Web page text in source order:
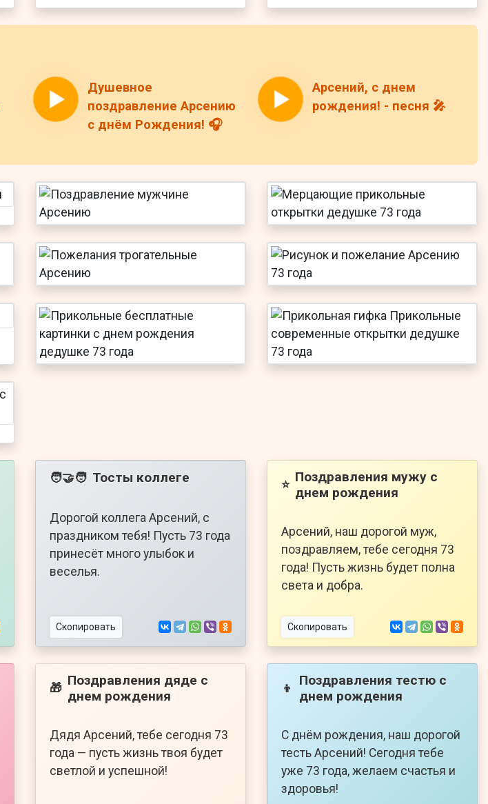
Душевное
поздравление Арсению
с днём Рождения! 🎧
Арсений, с днем
рождения! - песня 🎤
🧑‍🤝‍🧑 Тосты коллеге
Дорогой коллега Арсений, с
праздником тебя! Пусть 73 года
принесёт много улыбок и
веселья.
Скопировать
⭐ Поздравления мужу с
днем рождения
Арсений, наш дорогой муж,
поздравляем, тебе сегодня 73
года! Пусть жизнь будет полна
света и добра.
Скопировать
🎁 Поздравления дяде с
днем рождения
Дядя Арсений, тебе сегодня 73
года — пусть жизнь твоя будет
светлой и успешной!
👦
Поздравления тестю с
днем рождения
С днём рождения, наш дорогой
тесть Арсений! Сегодня тебе
уже 73 года, желаем счастья и
здоровья!